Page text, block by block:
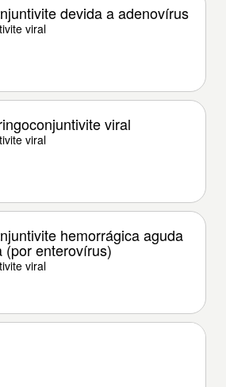
devida a adenovírus
viral
viral
viral
hemorrágica aguda
(por enterovírus)
viral